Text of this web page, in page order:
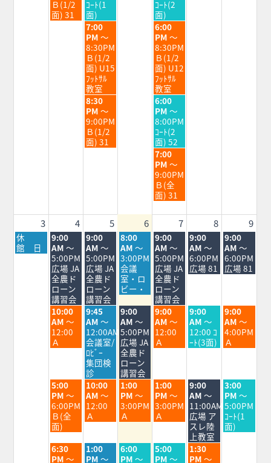
7
月
28th
Ｂ(1/2
面) 31
7
月
29th
2026
ｺｰﾄ(1
面)
7
月
31st
2026
ｺｰﾄ(2
面)
水
曜
日,
7
月
29th
2026
7:00
PM ～
8:30PM
Ｂ(1/2
面) U15
ﾌｯﾄｻﾙ
教室
金
曜
日,
7
月
31st
2026
6:00
PM ～
8:30PM
Ｂ(1/2
面) U12
ﾌｯﾄｻﾙ
教室
水
曜
日,
7
月
29th
8:30
PM ～
9:00PM
Ｂ(1/2
面) 31
金
曜
日,
7
月
31st
2026
6:00
PM ～
8:00PM
ｺｰﾄ(2
面) 52
金
曜
日,
7
月
31st
2026
7:00
PM ～
9:00PM
Ｂ(全
面) 31
3 4 5 6 7 8 9
月
曜
日,
休
館 日
火
曜
日,
8
月
4th
2026
9:00
AM ～
5:00PM
広場 JA
全農ド
ローン
講習会
水
曜
日,
8
月
5th
2026
9:00
AM ～
5:00PM
広場 JA
全農ド
ローン
講習会
木
曜
日,
8
月
6th
2026
8:00
AM ～
3:00PM
会議
室・ロ
ビー・
金
曜
日,
8
月
7th
2026
9:00
AM ～
5:00PM
広場 JA
全農ド
ローン
講習会
土
曜
日,
8
月
9:00
AM ～
6:00PM
広場 81
日
曜
日,
8
月
9:00
AM ～
6:00PM
広場 81
火
曜
日,
8
月
10:00
AM ～
12:00
Ａ
水
曜
日,
8
月
5th
2026
9:45
AM ～
12:00AM
会議室/
ﾛﾋﾞｰ
集団検
診
木
曜
日,
8
月
6th
2026
9:00
AM ～
5:00PM
広場 JA
全農ド
ローン
講習会
金
曜
日,
8
月
9:00
AM ～
12:00
Ａ
土
曜
日,
8
月
9:00
AM ～
12:00 ｺ
ｰﾄ(3面)
日
曜
日,
8
月
9:00
AM ～
4:00PM
Ａ
火
曜
日,
8
月
4th
2026
5:00
PM ～
6:00PM
Ｂ(全
面)
水
曜
日,
8
月
2026
10:00
AM ～
12:00
Ａ
木
曜
日,
8
月
2026
1:00
PM ～
3:00PM
Ａ
金
曜
日,
8
月
2026
1:00
PM ～
3:00PM
Ａ
土
曜
日,
8
月
8th
2026
9:00
AM ～
11:00AM
広場 ア
スレ陸
上教室
日
曜
日,
8
月
9th
3:00
PM ～
5:00PM
ｺｰﾄ(1
面)
火
曜
6:30
PM ～
水
曜
1:00
PM ～
木
曜
6:00
PM ～
金
曜
5:00
PM ～
土
曜
1:30
PM ～